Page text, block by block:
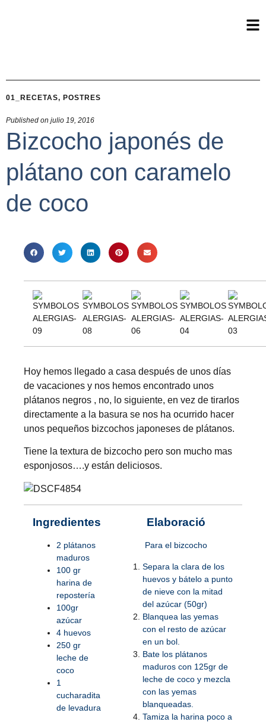
01_RECETAS, POSTRES
Published on julio 19, 2016
Bizcocho japonés de
plátano con caramelo
de coco
Hoy hemos llegado a casa después de unos días
de vacaciones y nos hemos encontrado unos
plátanos negros , no, lo siguiente, en vez de tirarlos
directamente a la basura se nos ha ocurrido hacer
unos pequeños bizcochos japoneses de plátanos.
Tiene la textura de bizcocho pero son mucho mas
esponjosos….y están deliciosos.
Ingredientes
2 plátanos
maduros
100 gr
harina de
repostería
100gr
azúcar
4 huevos
250 gr
leche de
coco
1
cucharadita
de levadura
Elaboració
Para el bizcocho
Separa la clara de los
huevos y bátelo a punto
de nieve con la mitad
del azúcar (50gr)
Blanquea las yemas
con el resto de azúcar
en un bol.
Bate los plátanos
maduros con 125gr de
leche de coco y mezcla
con las yemas
blanqueadas.
Tamiza la harina poco a